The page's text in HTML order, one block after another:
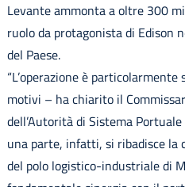
Levante ammonta a oltre 300
ruolo da protagonista di Edison
del Paese.
“L’operazione è
motivi – ha chiarito il
dell’Autorità di Sistema
una parte, infatti, si ribadisce
del polo logistico-industriale di